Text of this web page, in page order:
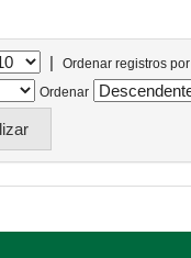
|
Ordenar registros por
Ordenar